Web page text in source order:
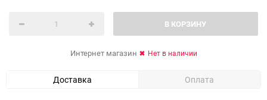
В КОРЗИНУ
Интернет магазин Нет в наличии
Доставка Оплата